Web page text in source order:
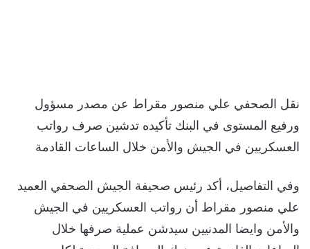
نقل الصحفي علي منصور مقراط عن مصدر مسؤول
ورفيع المستوى في البنك تأكيده تدشين صرف رواتب
العسكريين في الجيش والأمن خلال الساعات القادمة
وفي التفاصيل، أكد رئيس صحيفة الجيش الصحفي العميد
علي منصور مقراط أن رواتب العسكريين في الجيش
والأمن وايضا المدنيين سيدشن عملية صرفها خلال